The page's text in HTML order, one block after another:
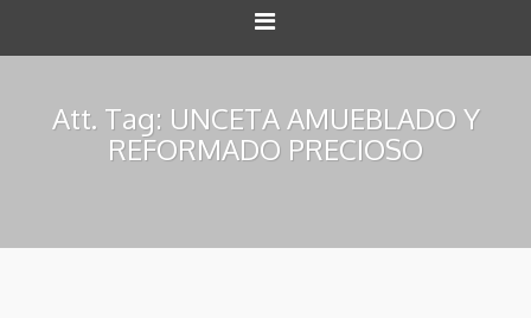
Toggle
Att. Tag: UNCETA AMUEBLADO Y
REFORMADO PRECIOSO